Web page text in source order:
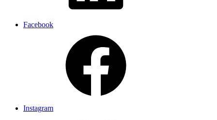
Facebook
Instagram